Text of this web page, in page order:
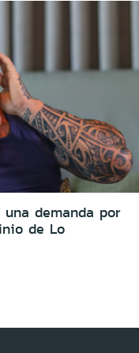
demanda por
de Lo